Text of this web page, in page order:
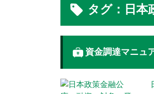
タグ：日本
資金調達マニュ